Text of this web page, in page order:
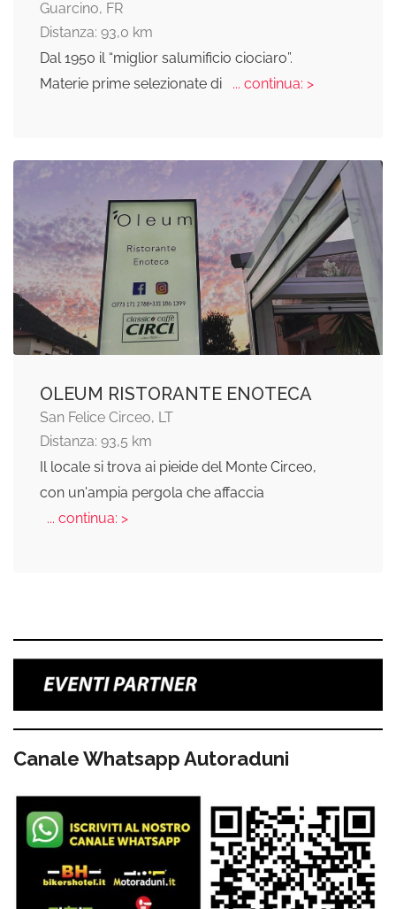
Guarcino, FR
Distanza: 93,0 km
Dal 1950 il “miglior salumificio ciociaro”.
Materie prime selezionate di
... continua: >
OLEUM RISTORANTE ENOTECA
San Felice Circeo, LT
Distanza: 93,5 km
Il locale si trova ai pieide del Monte Circeo,
con un'ampia pergola che affaccia
... continua: >
Canale Whatsapp Autoraduni